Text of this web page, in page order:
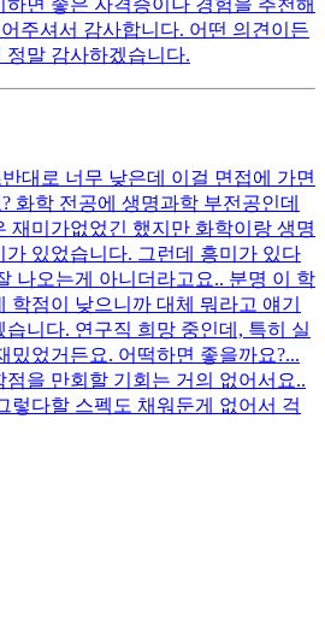
주셔서 감사합니다. 어떤 의견이든
정말 감사하겠습니다.
대로 너무 낮은데 이걸 면접에 가면
화학 전공에 생명과학 부전공인데
재미가없었긴 했지만 화학이랑 생명
있었습니다. 그런데 흥미가 있다
나오는게 아니더라고요.. 분명 이 학
학점이 낮으니까 대체 뭐라고 얘기
니다. 연구직 희망 중인데, 특히 실
밌었거든요. 어떡하면 좋을까요?...
점을 만회할 기회는 거의 없어서요..
렇다할 스펙도 채워둔게 없어서 걱